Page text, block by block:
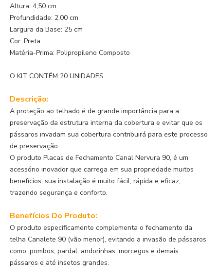
Altura: 4,50 cm
Profundidade: 2,00 cm
Largura da Base: 25 cm
Cor: Preta
Matéria-Prima: Polipropileno Composto
O KIT CONTÉM 20 UNIDADES
Descrição:
A proteção ao telhado é de grande importância para a
preservação da estrutura interna da cobertura e evitar que os
pássaros invadam sua cobertura contribuirá para este processo
de preservação.
O produto Placas de Fechamento Canal Nervura 90, é um
acessório inovador que carrega em sua propriedade muitos
benefícios, sua instalação é muito fácil, rápida e eficaz,
trazendo segurança e conforto.
Benefícios Do Produto:
O produto especificamente complementa o fechamento da
telha Canalete 90 (vão menor), evitando a invasão de pássaros
como: pombos, pardal, andorinhas, morcegos e demais
pássaros e até insetos grandes.